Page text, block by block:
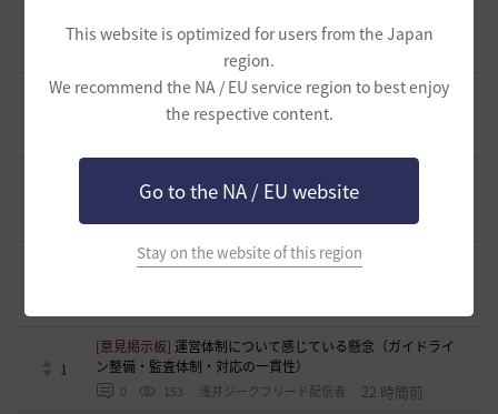
This website is optimized for users from the Japan
region.
We recommend the NA / EU service region to best enjoy
the respective content.
Go to the NA / EU website
Stay on the website of this region
多数所属・スキル目当て◎）
くろいばら
[意見掲示板]釣りの「他の冒険者の船舶搭乗防止」設定が毎
回リセットされる問題について
呼びかけと、実際の難易度のギャップについて
0 177 浅井ジークフリード配信者 20 時間前
[クラス攻略][エージェント攻略]スキルコンボ動画並びにス
1
[意見掲示板]運営体制について感じている懸念（ガイドライ
ン整備・監査体制・対応の一貫性）
0 153 浅井ジークフリード配信者 22 時間前